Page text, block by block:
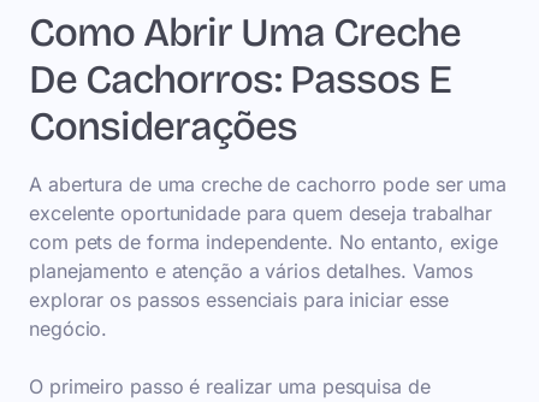
Como Abrir Uma Creche
De Cachorros: Passos E
Considerações
A abertura de uma creche de cachorro pode ser uma
excelente oportunidade para quem deseja trabalhar
com pets de forma independente. No entanto, exige
planejamento e atenção a vários detalhes. Vamos
explorar os passos essenciais para iniciar esse
negócio.
O primeiro passo é realizar uma pesquisa de